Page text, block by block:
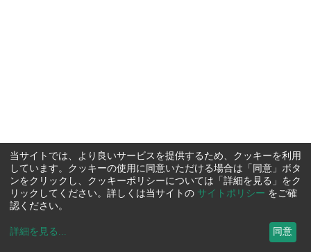
当サイトでは、より良いサービスを提供するため、クッキーを利用
しています。クッキーの使用に同意いただける場合は「同意」ボタ
ンをクリックし、クッキーポリシーについては「詳細を見る」をク
リックしてください。詳しくは当サイトの サイトポリシー をご確
認ください。
詳細を見る ... 同意